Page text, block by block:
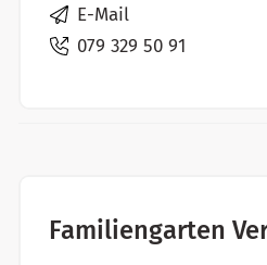
E-Mail
079 329 50 91
Familiengarten